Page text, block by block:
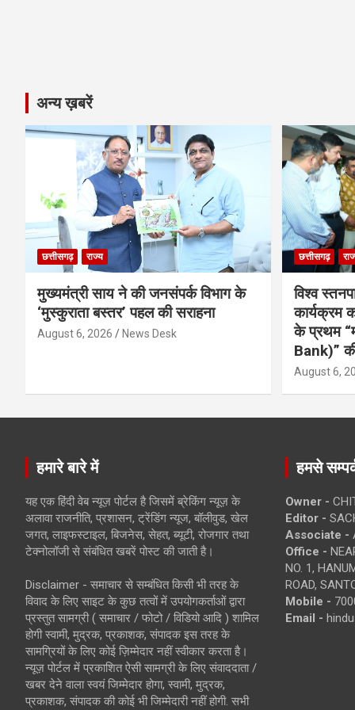
अन्य ख़बरें
छत्तीसगढ़ राज्य
मुख्यमंत्री साय ने की जनसंपर्क विभाग के
‘मुस्कुराता बस्तर’ पहल की सराहना
August 6, 2026 News Desk
छत्तीसगढ़
विश्व
कार्यक्रम
के प्रथम
Bank)”
August 6,
हमारे बारे में
यह एक हिंदी वेब न्यूज़ पोर्टल है जिसमें ब्रेकिंग न्यूज़ के
अलावा राजनीति, प्रशासन, ट्रेंडिंग न्यूज, बॉलीवुड, खेल
जगत, लाइफस्टाइल, बिजनेस, सेहत, ब्यूटी, रोजगार तथा
टेक्नोलॉजी से संबंधित खबरें पोस्ट की जाती है।
Disclaimer - समाचार से सम्बंधित किसी भी तरह के
विवाद के लिए साइट के कुछ तत्वों में उपयोगकर्ताओं द्वारा
प्रस्तुत सामग्री ( समाचार / फोटो / विडियो आदि ) शामिल
होगी स्वामी, मुद्रक, प्रकाशक, संपादक इस तरह के
सामग्रियों के लिए कोई ज़िम्मेदार नहीं स्वीकार करता है।
न्यूज़ पोर्टल में प्रकाशित ऐसी सामग्री के लिए संवाददाता /
खबर देने वाला स्वयं जिम्मेदार होगा, स्वामी, मुद्रक,
प्रकाशक, संपादक की कोई भी जिम्मेदारी नहीं होगी. सभी
हमसे
Owner -
Editor -
Associate -
Office -
NO. 1,
ROAD,
Mobile -
Email -